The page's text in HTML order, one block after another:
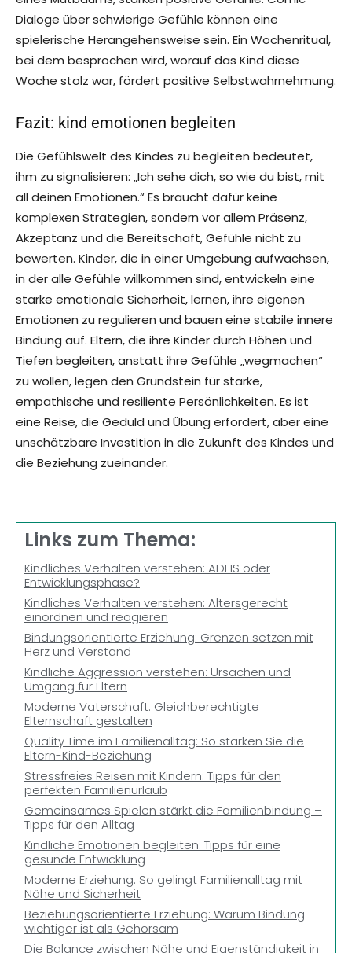
Dialoge über schwierige Gefühle können eine
spielerische Herangehensweise sein. Ein Wochenritual,
bei dem besprochen wird, worauf das Kind diese
Woche stolz war, fördert positive Selbstwahrnehmung.
Fazit: kind emotionen begleiten
Die Gefühlswelt des Kindes zu begleiten bedeutet,
ihm zu signalisieren: „Ich sehe dich, so wie du bist, mit
all deinen Emotionen.“ Es braucht dafür keine
komplexen Strategien, sondern vor allem Präsenz,
Akzeptanz und die Bereitschaft, Gefühle nicht zu
bewerten. Kinder, die in einer Umgebung aufwachsen,
in der alle Gefühle willkommen sind, entwickeln eine
starke emotionale Sicherheit, lernen, ihre eigenen
Emotionen zu regulieren und bauen eine stabile innere
Bindung auf. Eltern, die ihre Kinder durch Höhen und
Tiefen begleiten, anstatt ihre Gefühle „wegmachen“
zu wollen, legen den Grundstein für starke,
empathische und resiliente Persönlichkeiten. Es ist
eine Reise, die Geduld und Übung erfordert, aber eine
unschätzbare Investition in die Zukunft des Kindes und
die Beziehung zueinander.
Links zum Thema:
Kindliches Verhalten verstehen: ADHS oder
Entwicklungsphase?
Kindliches Verhalten verstehen: Altersgerecht
einordnen und reagieren
Bindungsorientierte Erziehung: Grenzen setzen mit
Herz und Verstand
Kindliche Aggression verstehen: Ursachen und
Umgang für Eltern
Moderne Vaterschaft: Gleichberechtigte
Elternschaft gestalten
Quality Time im Familienalltag: So stärken Sie die
Eltern-Kind-Beziehung
Stressfreies Reisen mit Kindern: Tipps für den
perfekten Familienurlaub
Gemeinsames Spielen stärkt die Familienbindung –
Tipps für den Alltag
Kindliche Emotionen begleiten: Tipps für eine
gesunde Entwicklung
Moderne Erziehung: So gelingt Familienalltag mit
Nähe und Sicherheit
Beziehungsorientierte Erziehung: Warum Bindung
wichtiger ist als Gehorsam
Die Balance zwischen Nähe und Eigenständigkeit in